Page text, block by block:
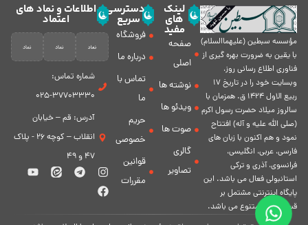
مؤسسه سبطين (عليهماالسلام)
با يقين به ضرورت بهره گیرى از
فناورى اطلاع رسانى روز،
وبسایت خود را در تاريخ 17
ربيع الاول 1424 ق. همزمان با
سالروز ميلاد حضرت رسول اكرم
(صلی الله علیه و آله) افتتاح
نمود و هم اكنون با زبان های
فارسی، عربى، انگلیسی،
فرانسوی، آذری و ترکی
استانبولی فعال مى باشد. اين
پايگاه اينترنتى مشتمل بر
قسمت هاى متنوع مى باشد.
لینک
های
مفید
صفحه
اصلی
نوشته ها
ویدئو ها
صوت ها
گالری
تصاویر
دسترسی
سریع
فروشگاه
درباره ما
تماس با
ما
حریم
خصوصی
قوانین
مقررات
اطلاعات و نماد های
اعتماد
شماره تماس:
37703330-025
آدرس: قم – خیابان
انقلاب – کوچه 26 - پلاک
47 و 49